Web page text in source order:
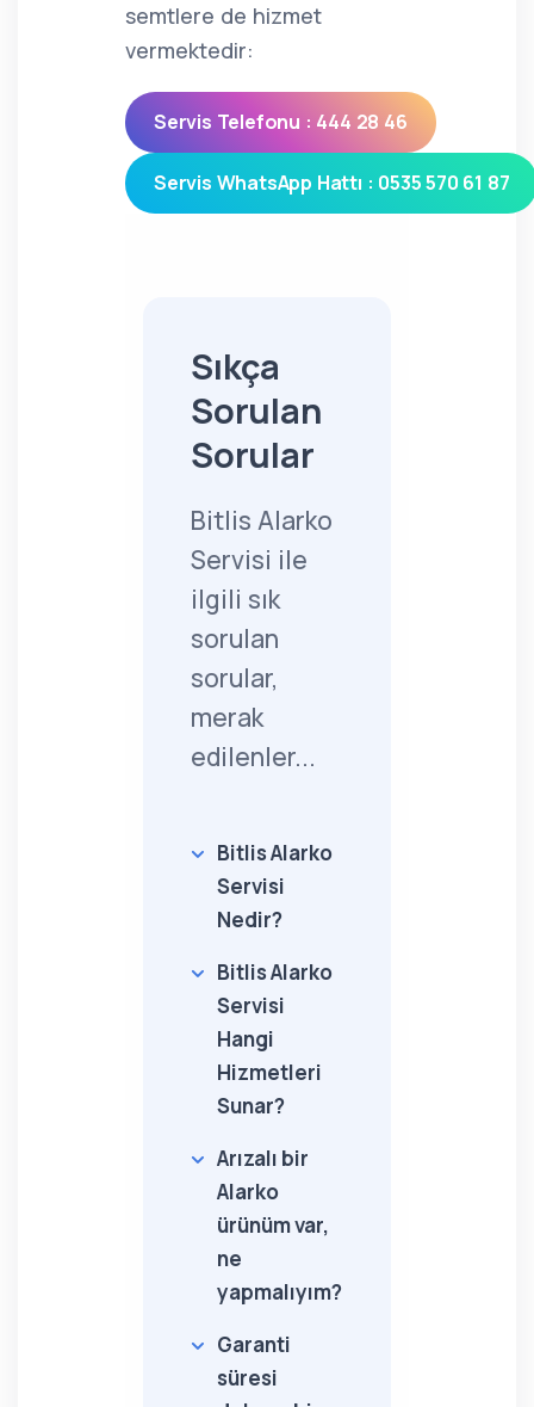
semtlere de hizmet
vermektedir:
Servis Telefonu : 444 28 46
Servis WhatsApp Hattı : 0535 570 61 87
Sıkça
Sorulan
Sorular
Bitlis Alarko
Servisi ile
ilgili sık
sorulan
sorular,
merak
edilenler...
Bitlis Alarko
Servisi
Nedir?
Bitlis Alarko
Servisi
Hangi
Hizmetleri
Sunar?
Arızalı bir
Alarko
ürünüm var,
ne
yapmalıyım?
Garanti
süresi